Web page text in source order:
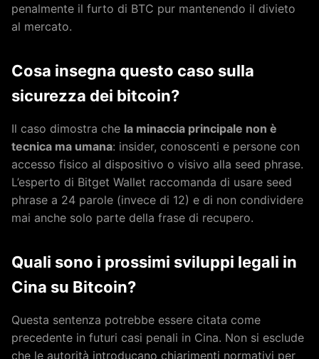
penalmente il furto di BTC pur mantenendo il divieto
al mercato.
Cosa insegna questo caso sulla
sicurezza dei bitcoin?
Il caso dimostra che la minaccia principale non è
tecnica ma umana: insider, conoscenti e persone con
accesso fisico al dispositivo o visivo alla seed phrase.
L’esperto di Bitget Wallet raccomanda di usare seed
phrase a 24 parole (invece di 12) e di non condividere
mai anche solo parte della frase di recupero.
Quali sono i prossimi sviluppi legali in
Cina su Bitcoin?
Questa sentenza potrebbe essere citata come
precedente in futuri casi penali in Cina. Non si esclude
che le autorità introducano chiarimenti normativi per